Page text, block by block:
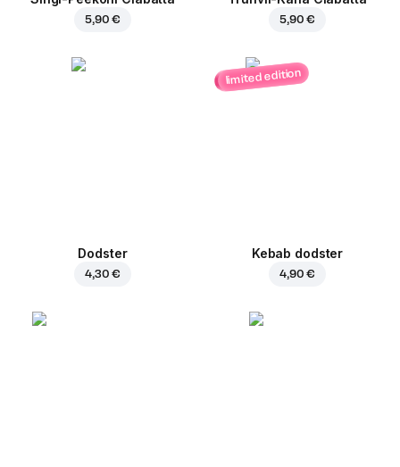
5,90 € 5,90 €
Dodster
4,30 €
limited edition
Kebab dodster
4,90 €